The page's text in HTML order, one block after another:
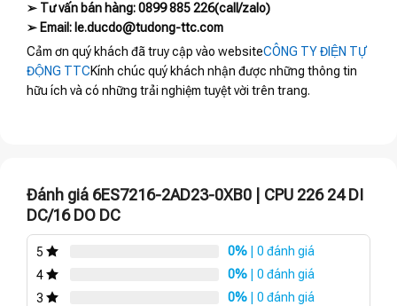
➢ Tư vấn bán hàng: 0899 885 226(call/zalo)
➢ Email: le.ducdo@tudong-ttc.com
Cảm ơn quý khách đã truy cập vào websiteCÔNG TY ĐIỆN TỰ
ĐỘNG TTCKính chúc quý khách nhận được những thông tin
hữu ích và có những trải nghiệm tuyệt vời trên trang.
Đánh giá 6ES7216-2AD23-0XB0 | CPU 226 24 DI
DC/16 DO DC
5 0% | 0 đánh giá
4
0% | 0 đánh giá
3
0% | 0 đánh giá